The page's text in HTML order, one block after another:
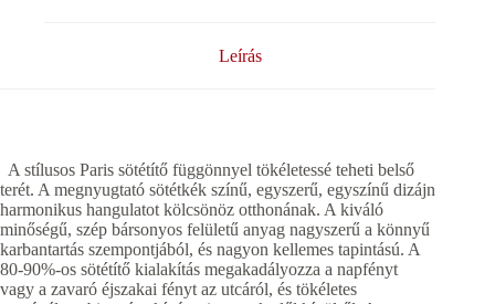
Leírás
A stílusos Paris sötétítő függönnyel tökéletessé teheti belső
terét. A megnyugtató sötétkék színű, egyszerű, egyszínű dizájn
harmonikus hangulatot kölcsönöz otthonának. A kiváló
minőségű, szép bársonyos felületű anyag nagyszerű a könnyű
karbantartás szempontjából, és nagyon kellemes tapintású. A
80-90%-os sötétítő kialakítás megakadályozza a napfényt
vagy a zavaró éjszakai fényt az utcáról, és tökéletes